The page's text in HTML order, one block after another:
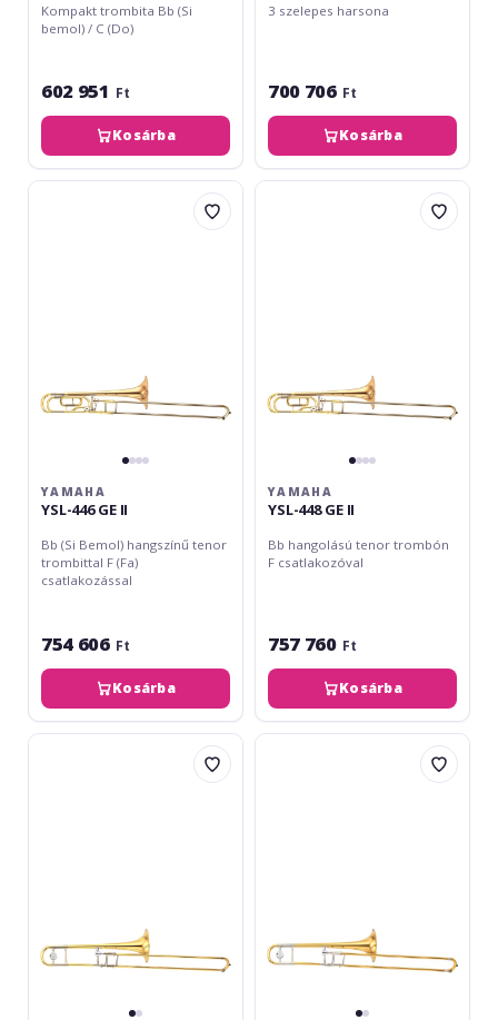
Kompakt trombita Bb (Si
bemol) / C (Do)
602 951 Ft
Kosárba
3 szelepes harsona
700 706 Ft
Kosárba
Yamaha
YAMAHA
YSL-446 GE II
Bb (Si Bemol) hangszínű tenor
trombittal F (Fa)
csatlakozással
754 606 Ft
Kosárba
Yamaha
YAMAHA
YSL-448 GE II
Bb hangolású tenor trombón
F csatlakozóval
757 760 Ft
Kosárba
Yamaha
Yamaha